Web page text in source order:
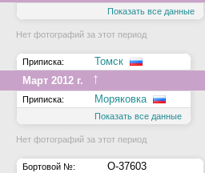
Показать все данные
Нет фотографий за этот период
Приписка:
Томск
Март 2012 г.
↑
Приписка: Моряковка
Показать все данные
Нет фотографий за этот период
Бортовой №:
О-37603